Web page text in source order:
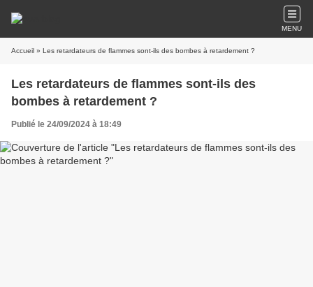
MENU
Accueil » Les retardateurs de flammes sont-ils des bombes à retardement ?
Les retardateurs de flammes sont-ils des
bombes à retardement ?
Publié le 24/09/2024 à 18:49